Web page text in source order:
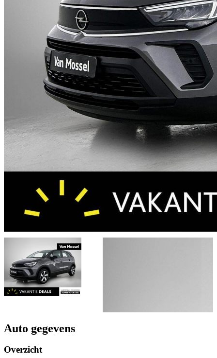
Auto gegevens
Overzicht